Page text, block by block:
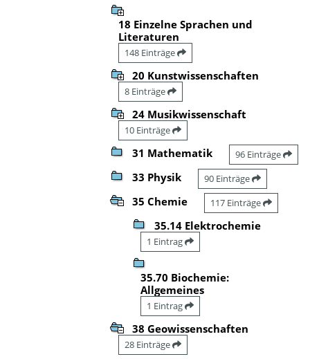
18 Einzelne Sprachen und
Literaturen
148 Einträge
20 Kunstwissenschaften
8 Einträge
24 Musikwissenschaft
10 Einträge
31 Mathematik 96 Einträge
33 Physik 90 Einträge
35 Chemie 117 Einträge
35.14 Elektrochemie
1 Eintrag
35.70 Biochemie:
Allgemeines
1 Eintrag
38 Geowissenschaften
28 Einträge